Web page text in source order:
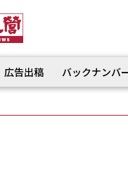
広告出稿 バックナンバ